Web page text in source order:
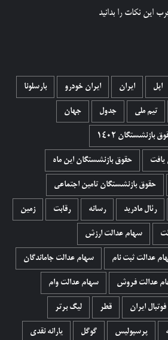
این نکات را بدانید
اپل ایران ایران خودرو بارسلونا
تیم ملی جدول جهان
بازنشستگان 1402
یافت حقوق بازنشستگان این ماه
حقوق بازنشستگان تامین اجتماعی
رئال مادرید رسانه رقابت زمین
سهام عدالت ارزش
عدالت ثبت نام سهام عدالت جاماندگان
عدالت فروش سهام عدالت وام
فوتبال ایران قطر لیگ برتر
پرسپولیس گوگل یارانه نقدی